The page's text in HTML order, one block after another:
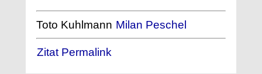
Toto Kuhlmann Milan Peschel
Zitat Permalink